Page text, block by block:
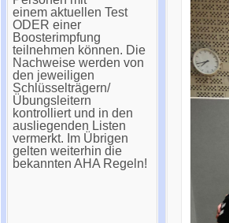
einem aktuellen Test
ODER einer
Boosterimpfung
teilnehmen können. Die
Nachweise werden von
den jeweiligen
Schlüsselträgern/
Übungsleitern
kontrolliert und in den
ausliegenden Listen
vermerkt. Im Übrigen
gelten weiterhin die
bekannten AHA Regeln!